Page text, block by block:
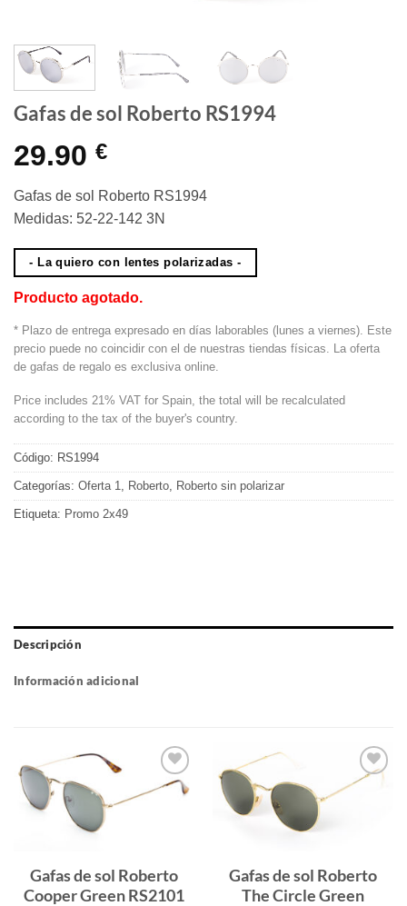
Gafas de sol Roberto RS1994
29.90 €
Gafas de sol Roberto RS1994
Medidas: 52-22-142 3N
- La quiero con lentes polarizadas -
Producto agotado.
* Plazo de entrega expresado en días laborables (lunes a viernes). Este
precio puede no coincidir con el de nuestras tiendas físicas. La oferta
de gafas de regalo es exclusiva online.
Price includes 21% VAT for Spain, the total will be recalculated
according to the tax of the buyer's country.
Código: RS1994
Categorías: Oferta 1 Roberto Roberto sin polarizar
Etiqueta: Promo 2x49
Descripción
Información adicional
Gafas
de sol
Gafas de sol Roberto
Cooper Green RS2101
Gafas
Gafas de sol Roberto
The Circle Green